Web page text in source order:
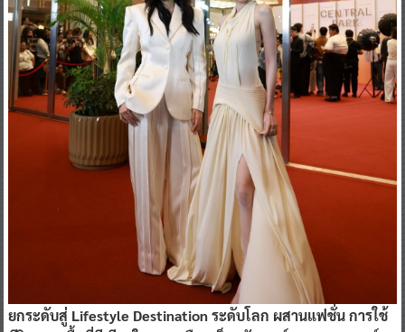
ยกระดับสู่ Lifestyle Destination ระดับโลก ผสานแฟชั่น การใช้